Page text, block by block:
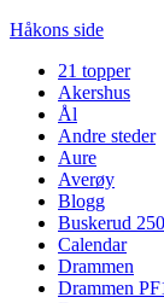
Håkons side
21 topper
Akershus
Ål
Andre steder
Aure
Averøy
Blogg
Buskerud 250
Calendar
Drammen
Drammen